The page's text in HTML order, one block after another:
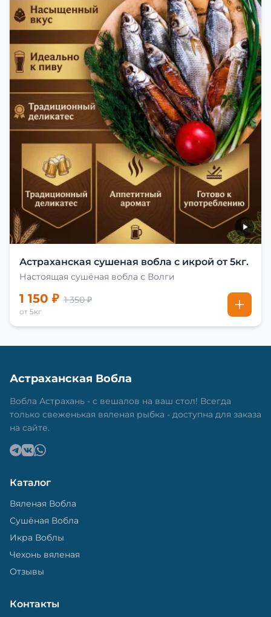
Астраханская сушеная вобла с икрой от 5кг.
Настоящая сушёная вобла с Волги
1 150 ₽ 1 350 ₽
от 5кг
Астраханская Вобла
Вобла Астрахань - с вешалов на ваш стол! Всегда
только свеженькая вяленая рыбка - доступна для заказа
на сайте.
Каталог
Вяленая Вобла
Сушёная Вобла
Икра Воблы
Чехонь вяленая
Отзывы
Контакты